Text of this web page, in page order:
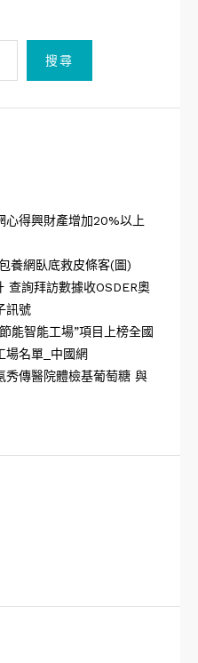
搜尋
心得興財產增加20%以上
養網臥底救皮條客(圖)
查詢拜訪數據收OSDER奧
訊號
能智能工場”項目上榜全國
場名單_中國網
秀傳醫院體檢基葡萄糖 與